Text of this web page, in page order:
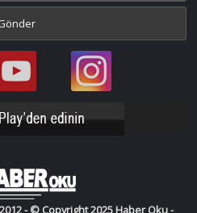
Bir
Haber
Bir
Haber
Instagram
- © Copyright 2025 Haber Oku -